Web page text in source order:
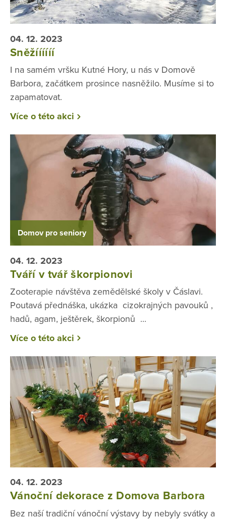
04. 12. 2023
Sněžíííííí
I na samém vršku Kutné Hory, u nás v Domově
Barbora, začátkem prosince nasněžilo. Musíme si to
zapamatovat.
Více o této akci
Domov pro seniory
04. 12. 2023
Tváří v tvář škorpionovi
Zooterapie návštěva zemědělské školy v Čáslavi.
Poutavá přednáška, ukázka cizokrajných pavouků ,
hadů, agam, ještěrek, škorpionů ...
Více o této akci
04. 12. 2023
Vánoční dekorace z Domova Barbora
Bez naší tradiční vánoční výstavy by nebyly svátky a